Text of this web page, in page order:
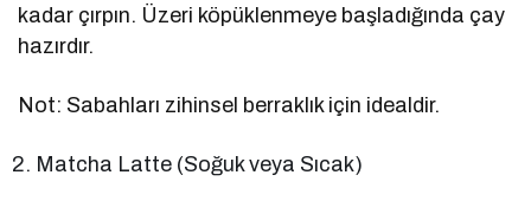
kadar çırpın. Üzeri köpüklenmeye başladığında çay
hazırdır.
Not: Sabahları zihinsel berraklık için idealdir.
Matcha Latte (Soğuk veya Sıcak)